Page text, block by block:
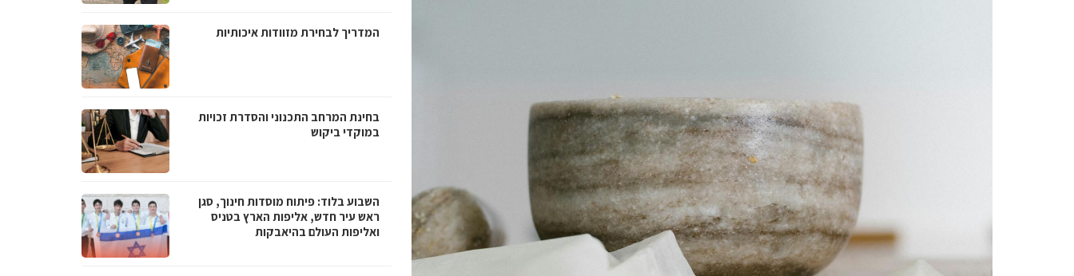
המדריך לבחירת מזוודות איכותיות
בחינת המרחב התכנוני והסדרת זכויות
במוקדי ביקוש
השבוע בלוד: פיתוח מוסדות חינוך, סגן
ראש עיר חדש, אליפות הארץ בטניס
ואליפות העולם בהיאבקות